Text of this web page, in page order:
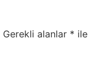
Gerekli alanlar * ile